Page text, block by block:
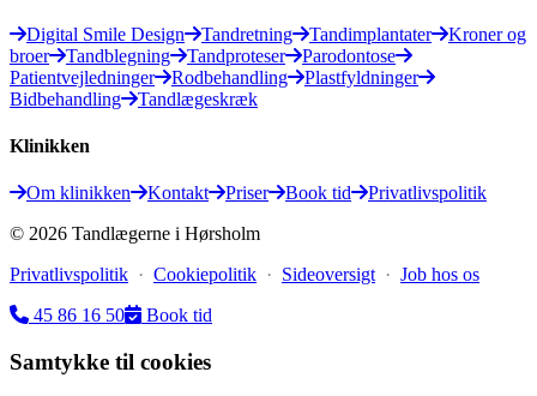
Digital Smile Design Tandretning Tandimplantater
Kroner og
broer
Tandblegning Tandproteser
Parodontose
Patientvejledninger
Rodbehandling
Plastfyldninger
Bidbehandling
Tandlægeskræk
Klinikken
Om klinikken Kontakt Priser Book tid
Privatlivspolitik
© 2026 Tandlægerne i Hørsholm
Privatlivspolitik · Cookiepolitik · Sideoversigt · Job hos os
45 86 16 50
Book tid
Samtykke til cookies